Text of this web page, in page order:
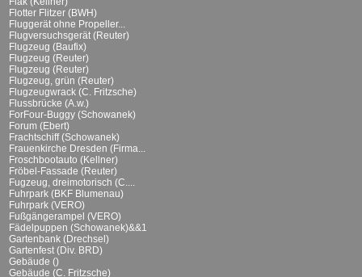
Flotter Flitzer (BWH)
Fluggerät ohne Propeller...
Flugversuchsgerät (Reuter)
Flugzeug (Baufix)
Flugzeug (Reuter)
Flugzeug (Reuter)
Flugzeug, grün (Reuter)
Flugzeugwrack (C. Fritzsche)
Flussbrücke (A.w.)
ForFour-Buggy (Schowanek)
Forum (Ebert)
Frachtschiff (Schowanek)
Frauenkirche Dresden (Firma...
Froschbootauto (Kellner)
Fröbel-Fassade (Reuter)
Fugzeug, dreimotorisch (C....
Fuhrpark (BKF Blumenau)
Fuhrpark (VERO)
Fußgängerampel (VERO)
Fädelpuppen (Schowanek)&&1
Gartenbank (Drechsel)
Gartenfest (Div. BRD)
Gebäude ()
Gebäude (C. Fritzsche)